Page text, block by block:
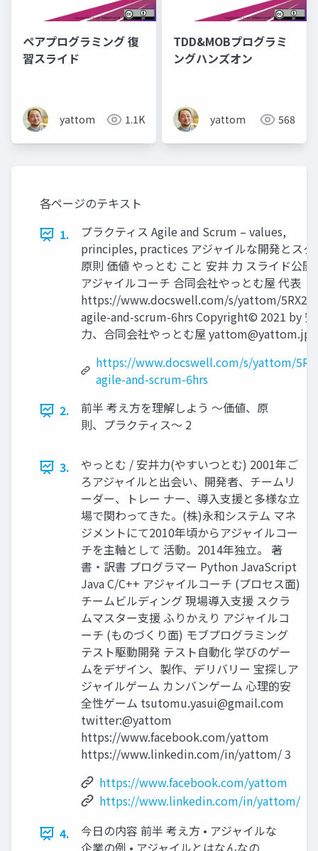
ペアプログラミング 復
習スライド
yattom 1.1K
TDD&MOBプログラミ
ングハンズオン
yattom 568
各ページのテキスト
1.
プラクティス Agile and Scrum – values,
principles, practices アジャイルな開発とスク
原則 価値 やっとむ こと 安井 力 スライド公開
アジャイルコーチ 合同会社やっとむ屋 代表
https://www.docswell.com/s/yattom/
agile-and-scrum-6hrs Copyright© 2021 by
力、合同会社やっとむ屋 yattom@yattom.jp
https://www.docswell.com/s/yattom/
agile-and-scrum-6hrs
2.
前半 考え方を理解しよう ～価値、原
則、プラクティス～ 2
3.
やっとむ / 安井力(やすいつとむ) 2001年ご
ろアジャイルと出会い、開発者、チームリ
ーダー、トレー ナー、導入支援と多様な立
場で関わってきた。(株)永和システム マネ
ジメントにて2010年頃からアジャイルコー
チを主軸として 活動。2014年独立。 著
書・訳書 プログラマー Python JavaScript
Java C/C++ アジャイルコーチ (プロセス面)
チームビルディング 現場導入支援 スクラ
ムマスター支援 ふりかえり アジャイルコ
ーチ (ものづくり面) モブプログラミング
テスト駆動開発 テスト自動化 学びのゲー
ムをデザイン、製作、デリバリー 宝探しア
ジャイルゲーム カンバンゲーム 心理的安
全性ゲーム tsutomu.yasui@gmail.com
twitter:@yattom
https://www.facebook.com/yattom
https://www.linkedin.com/in/yattom/ 3
https://www.facebook.com/yattom
https://www.linkedin.com/in/yattom/
4.
今日の内容 前半 考え方 • アジャイルな